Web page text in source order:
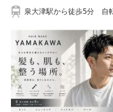
泉大津駅から徒歩5分